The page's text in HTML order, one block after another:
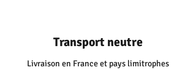
Transport neutre
Livraison en France et pays limitrophes